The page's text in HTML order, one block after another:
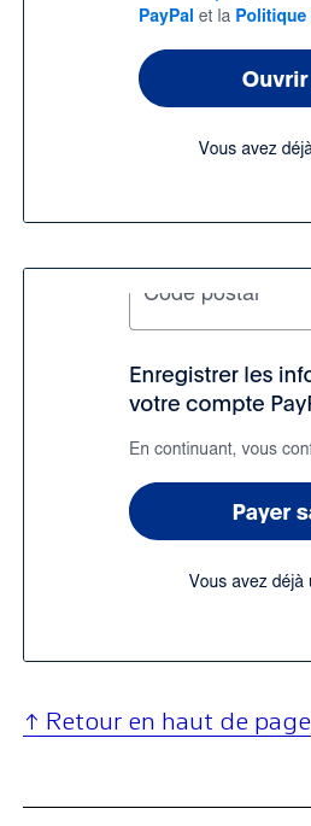
↑ Retour en haut de page